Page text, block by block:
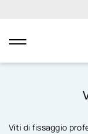
navigazione
Viti di fissaggio